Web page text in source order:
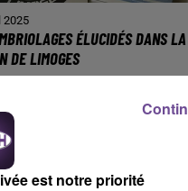
2025
ÉLUCIDÉS DANS LA
DE LIMOGES
est notre priorité